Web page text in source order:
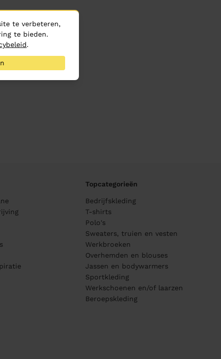
Topcategorieën
Bedrijfskleding
T-shirts
Polo's
Sweaters, truien en vesten
Werkbroeken
Overhemden en blouses
Jassen en bodywarmers
Sportkleding
Werkschoenen en/of laarzen
Beroepskleding
te verbeteren,
te bieden.
.